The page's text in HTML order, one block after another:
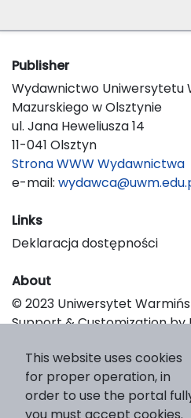
Publisher
Wydawnictwo Uniwersytetu
Mazurskiego w Olsztynie
ul. Jana Heweliusza 14
11-041 Olsztyn
Strona WWW Wydawnictwa
e-mail:
Links
Deklaracja dostępności
About
© 2023 Uniwersytet
Support & Customization by
This website uses cookies
for proper operation, in
order to use the portal